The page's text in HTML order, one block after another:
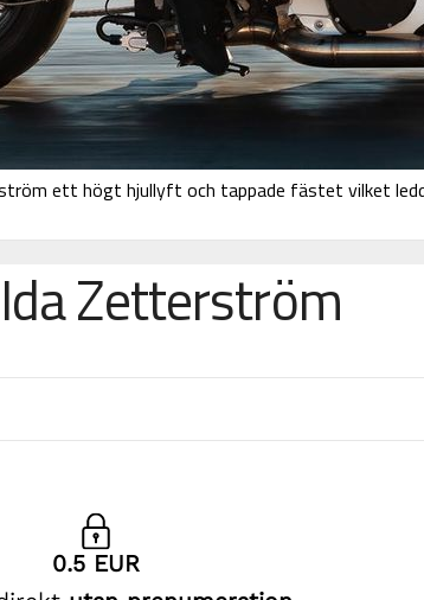
ett högt hjullyft och tappade fästet vilket
Zetterström